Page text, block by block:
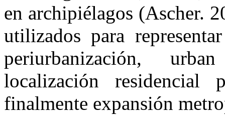
en archipiélagos (Ascher.
utilizados para
periurbanización,
localización residencial
finalmente expansión